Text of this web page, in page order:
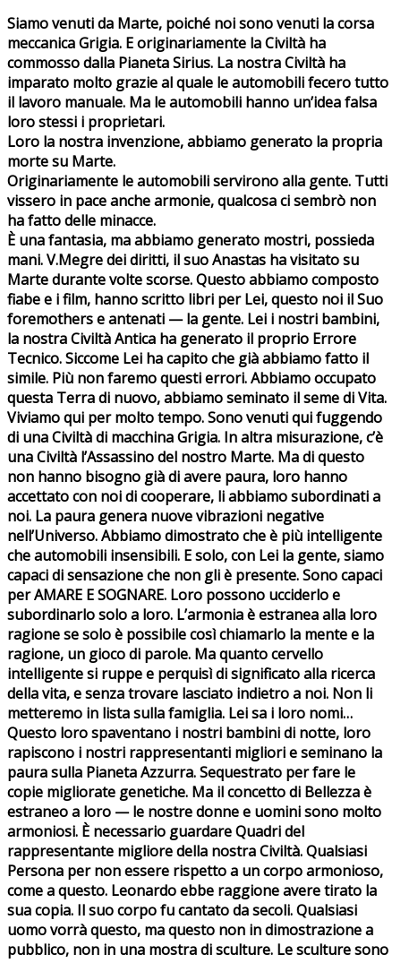
Siamo venuti da Marte, poiché noi sono venuti la corsa
meccanica Grigia. E originariamente la Civiltà ha
commosso dalla Pianeta Sirius. La nostra Civiltà ha
imparato molto grazie al quale le automobili fecero tutto
il lavoro manuale. Ma le automobili hanno un’idea falsa
loro stessi i proprietari.
Loro la nostra invenzione, abbiamo generato la propria
morte su Marte.
Originariamente le automobili servirono alla gente. Tutti
vissero in pace anche armonie, qualcosa ci sembrò non
ha fatto delle minacce.
È una fantasia, ma abbiamo generato mostri, possieda
mani. V.Megre dei diritti, il suo Anastas ha visitato su
Marte durante volte scorse. Questo abbiamo composto
fiabe e i film, hanno scritto libri per Lei, questo noi il Suo
foremothers e antenati — la gente. Lei i nostri bambini,
la nostra Civiltà Antica ha generato il proprio Errore
Tecnico. Siccome Lei ha capito che già abbiamo fatto il
simile. Più non faremo questi errori. Abbiamo occupato
questa Terra di nuovo, abbiamo seminato il seme di Vita.
Viviamo qui per molto tempo. Sono venuti qui fuggendo
di una Civiltà di macchina Grigia. In altra misurazione, c’è
una Civiltà l’Assassino del nostro Marte. Ma di questo
non hanno bisogno già di avere paura, loro hanno
accettato con noi di cooperare, li abbiamo subordinati a
noi. La paura genera nuove vibrazioni negative
nell’Universo. Abbiamo dimostrato che è più intelligente
che automobili insensibili. E solo, con Lei la gente, siamo
capaci di sensazione che non gli è presente. Sono capaci
per AMARE E SOGNARE. Loro possono ucciderlo e
subordinarlo solo a loro. L’armonia è estranea alla loro
ragione se solo è possibile così chiamarlo la mente e la
ragione, un gioco di parole. Ma quanto cervello
intelligente si ruppe e perquisì di significato alla ricerca
della vita, e senza trovare lasciato indietro a noi. Non li
metteremo in lista sulla famiglia. Lei sa i loro nomi…
Questo loro spaventano i nostri bambini di notte, loro
rapiscono i nostri rappresentanti migliori e seminano la
paura sulla Pianeta Azzurra. Sequestrato per fare le
copie migliorate genetiche. Ma il concetto di Bellezza è
estraneo a loro — le nostre donne e uomini sono molto
armoniosi. È necessario guardare Quadri del
rappresentante migliore della nostra Civiltà. Qualsiasi
Persona per non essere rispetto a un corpo armonioso,
come a questo. Leonardo ebbe raggione avere tirato la
sua copia. Il suo corpo fu cantato da secoli. Qualsiasi
uomo vorrà questo, ma questo non in dimostrazione a
pubblico, non in una mostra di sculture. Le sculture sono